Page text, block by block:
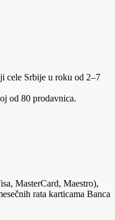
cele Srbije u roku od 2–7
od 80 prodavnica.
MasterCard, Maestro),
rata karticama Banca